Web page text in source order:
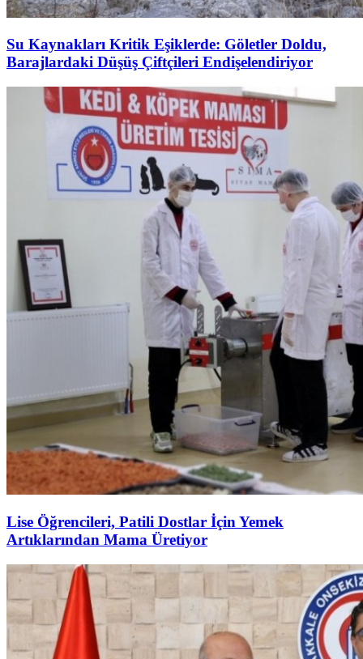
Su Kaynakları Kritik Eşiklerde: Göletler Doldu,
Barajlardaki Düşüş Çiftçileri Endişelendiriyor
Lise Öğrencileri, Patili Dostlar İçin Yemek
Artıklarından Mama Üretiyor